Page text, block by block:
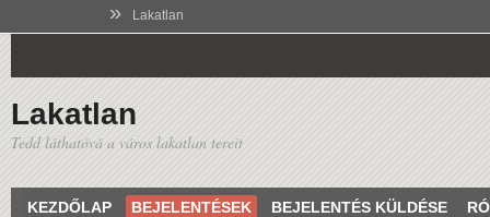
» Lakatlan
Lakatlan
Tedd láthatóvá a város lakatlan tereit
KEZDŐLAP BEJELENTÉSEK BEJELENTÉS KÜLDÉSE